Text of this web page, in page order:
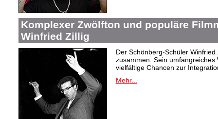
Komplexer Zwölfton und populäre
Winfried Zillig
Der Schönberg-Schüler
zusammen. Sein
vielfältige Chancen zur
Mehr...